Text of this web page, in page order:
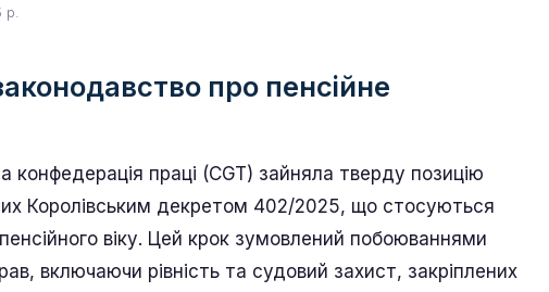
про пенсійне
конфедерація праці (CGT) зайняла тверду позицію
Королівським декретом 402/2025, що стосуються
віку. Цей крок зумовлений побоюваннями
включаючи рівність та судовий захист, закріплених